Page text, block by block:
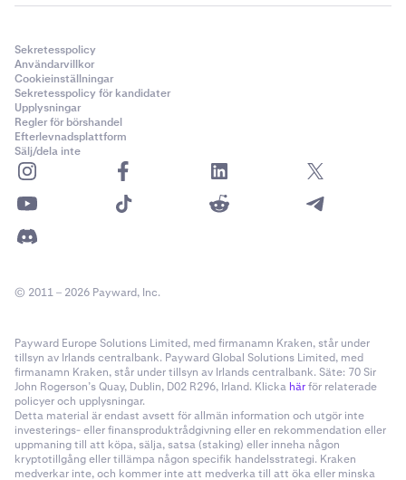
Sekretesspolicy
Användarvillkor
Cookieinställningar
Sekretesspolicy för kandidater
Upplysningar
Regler för börshandel
Efterlevnadsplattform
Sälj/dela inte
© 2011 – 2026 Payward, Inc.
Payward Europe Solutions Limited, med firmanamn Kraken, står under
tillsyn av Irlands centralbank. Payward Global Solutions Limited, med
firmanamn Kraken, står under tillsyn av Irlands centralbank. Säte: 70 Sir
John Rogerson’s Quay, Dublin, D02 R296, Irland. Klicka härför relaterade
policyer och upplysningar.
Detta material är endast avsett för allmän information och utgör inte
investerings- eller finansproduktrådgivning eller en rekommendation eller
uppmaning till att köpa, sälja, satsa (staking) eller inneha någon
kryptotillgång eller tillämpa någon specifik handelsstrategi. Kraken
medverkar inte, och kommer inte att medverka till att öka eller minska